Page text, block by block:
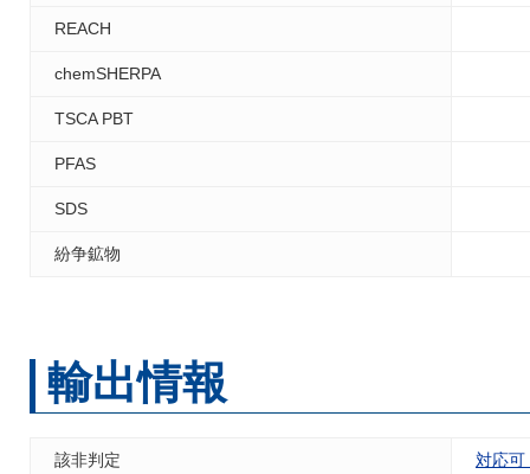
REACH
chemSHERPA
TSCA PBT
PFAS
SDS
紛争鉱物
輸出情報
該非判定 対応可